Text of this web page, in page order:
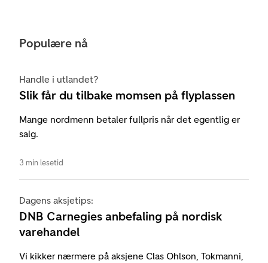
Populære nå
Handle i utlandet?
Slik får du tilbake momsen på flyplassen
Mange nordmenn betaler fullpris når det egentlig er
salg.
3 min lesetid
Dagens aksjetips:
DNB Carnegies anbefaling på nordisk
varehandel
Vi kikker nærmere på aksjene Clas Ohlson, Tokmanni,